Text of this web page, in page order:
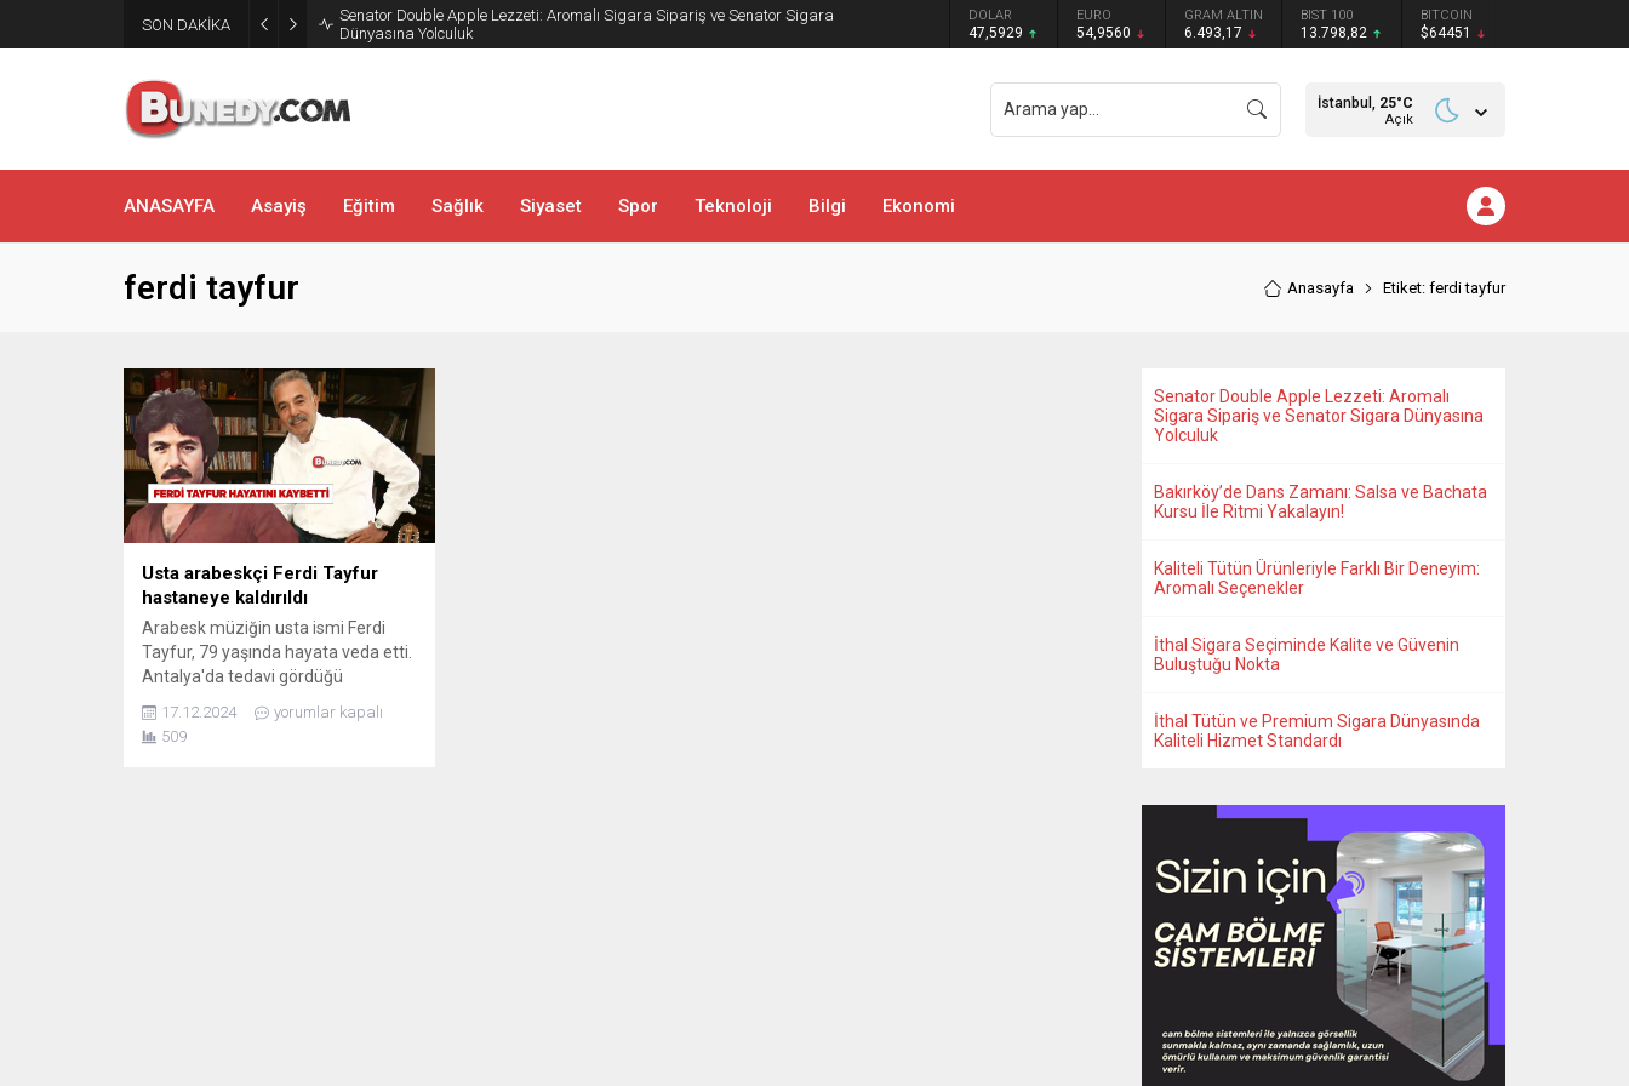
SON DAKİKA
Senator Double Apple Lezzeti: Aromalı Sigara Sipariş ve Senator Sigara
Dünyasına Yolculuk
DOLAR
47,5929
EURO
54,9560
GRAM ALTIN
6.493,17
BIST 100
13.798,82
BITCOIN
$64451
İstanbul, 25°C
Açık
ANASAYFA Asayiş Eğitim Sağlık Siyaset Spor Teknoloji Bilgi Ekonomi
ferdi tayfur Anasayfa Etiket: ferdi tayfur
Usta arabeskçi Ferdi Tayfur
hastaneye kaldırıldı
Arabesk müziğin usta ismi Ferdi
Tayfur, 79 yaşında hayata veda etti.
Antalya'da tedavi gördüğü
hastaneden acı haber geldi.
17.12.2024
yorumlar kapalı
509
Senator Double Apple Lezzeti: Aromalı
Sigara Sipariş ve Senator Sigara Dünyasına
Yolculuk
Bakırköy’de Dans Zamanı: Salsa ve Bachata
Kursu İle Ritmi Yakalayın!
Kaliteli Tütün Ürünleriyle Farklı Bir Deneyim:
Aromalı Seçenekler
İthal Sigara Seçiminde Kalite ve Güvenin
Buluştuğu Nokta
İthal Tütün ve Premium Sigara Dünyasında
Kaliteli Hizmet Standardı